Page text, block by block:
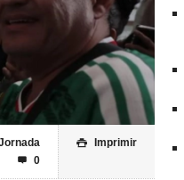
 Imprimir
 0